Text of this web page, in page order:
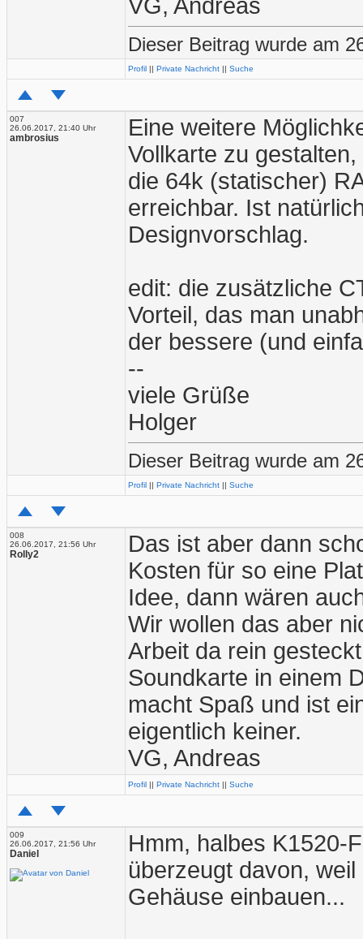
VG, Andreas
Dieser Beitrag wurde am
Profil || Private Nachricht || Suche
007
26.06.2017, 21:40 Uhr
ambrosius
Eine weitere
Vollkarte zu
die 64k (statischer)
erreichbar. Ist
Designvorschlag.
edit: die zusätzliche
Vorteil, das man
der bessere (und
--
viele Grüße
Holger
Dieser Beitrag wurde am
Profil || Private Nachricht || Suche
008
26.06.2017, 21:56 Uhr
Rolly2
Das ist aber dann
Kosten für so eine
Idee, dann wären
Wir wollen das aber
Arbeit da rein
Soundkarte in einem
macht Spaß und ist
eigentlich keiner.
VG, Andreas
Profil || Private Nachricht || Suche
009
26.06.2017, 21:56 Uhr
Daniel
Hmm, halbes K1520-
überzeugt davon,
Gehäuse einbauen...